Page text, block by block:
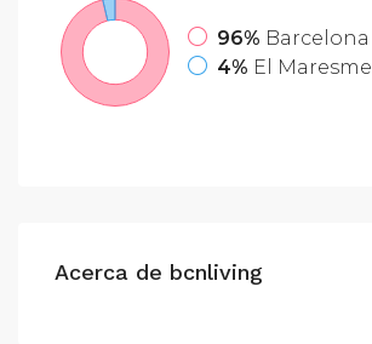
96% Barcelona
4% El Maresme
Acerca de bcnliving